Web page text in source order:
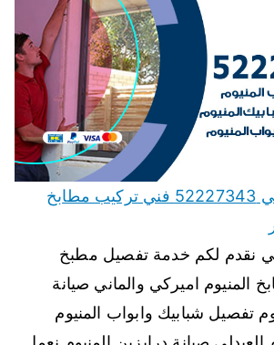
فني المنيوم العبدلي 52227343 فني تركيب مطابخ
نقدم لكم خدمة تفصيل مطبخ
المنيوم اميركي والماني صيانة
تفصيل شبابيك وابواب المنيوم